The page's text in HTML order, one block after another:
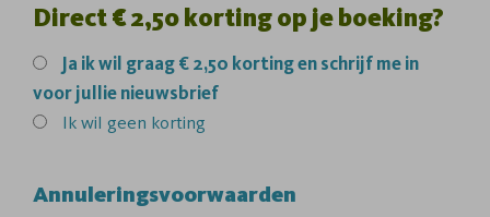
Direct € 2,50 korting op je boeking?
Ja ik wil graag € 2,50 korting en schrijf me in
voor jullie nieuwsbrief
Ik wil geen korting
Annuleringsvoorwaarden